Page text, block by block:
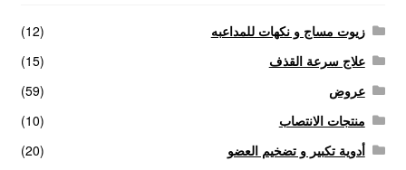
زيوت مساج و نكهات للمداعبه
(12)
علاج سرعة القذف
(15)
عروض
(59)
منتجات الانتصاب
(10)
أدوية تكبير و تضخيم العضو
(20)